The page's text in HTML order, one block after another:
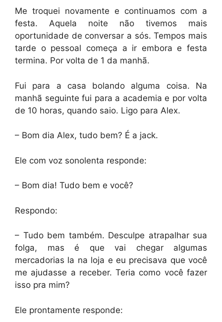
Me troquei novamente e continuamos com a
festa. Aquela noite não tivemos mais
oportunidade de conversar a sós. Tempos mais
tarde o pessoal começa a ir embora e festa
termina. Por volta de 1 da manhã.
Fui para a casa bolando alguma coisa. Na
manhã seguinte fui para a academia e por volta
de 10 horas, quando saio. Ligo para Alex.
– Bom dia Alex, tudo bem? É a jack.
Ele com voz sonolenta responde:
– Bom dia! Tudo bem e você?
Respondo:
– Tudo bem também. Desculpe atrapalhar sua
folga, mas é que vai chegar algumas
mercadorias la na loja e eu precisava que você
me ajudasse a receber. Teria como você fazer
isso pra mim?
Ele prontamente responde: